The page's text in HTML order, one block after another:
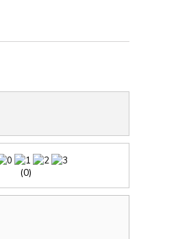
(0)